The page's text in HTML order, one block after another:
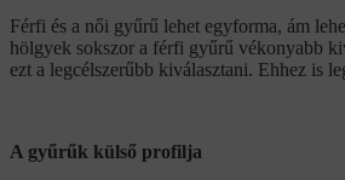
Férfi és a női gyűrű lehet egyforma, ám
hölgyek sokszor a férfi gyűrű vékonyabb
ezt a legcélszerűbb kiválasztani. Ehhez is
A gyűrűk külső profilja